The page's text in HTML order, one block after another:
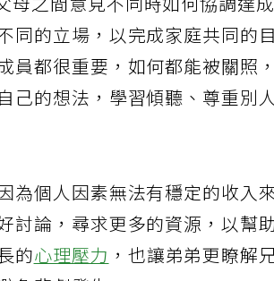
母之間意見不同時如何協調達成
同的立場，以完成家庭共同的目
都很重要，如何都能被關照，
己的想法，學習傾聽、尊重別
為個人因素無法有穩定的收入
討論，尋求更多的資源，以幫助
的心理壓力 ，也讓弟弟更瞭解